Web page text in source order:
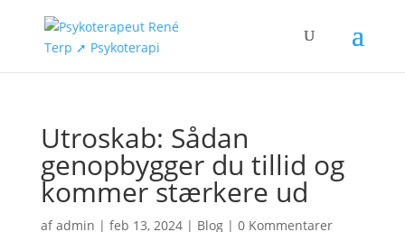
Utroskab: Sådan
genopbygger du tillid og
kommer stærkere ud
afadmin | feb 13, 2024| Blog| 0 Kommentarer